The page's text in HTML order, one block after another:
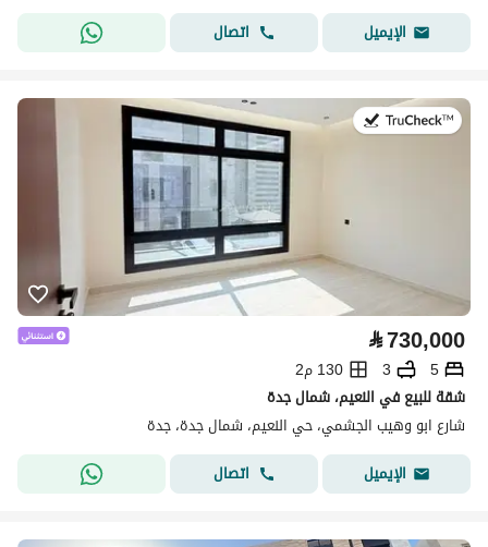
الإيميل
اتصال
في:25 يوليو 2026
⃁730,000
5
3
130 م2
شقة للبيع في النعيم، شمال جدة
شارع ابو وهيب الجشمي، حي النعيم، شمال جدة، جدة
الإيميل
اتصال